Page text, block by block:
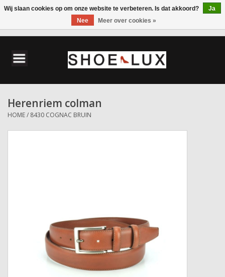
Herenschoenen
Accessoires
Herenriem colman
HOME/ 8430 COGNAC BRUIN
Wij slaan cookies op om onze website te verbeteren. Is dat akkoord?
Ja
Nee
Meer over cookies »